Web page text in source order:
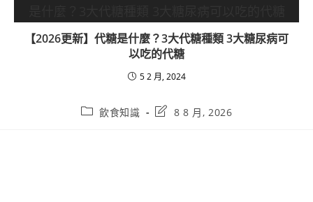
【2026更新】代糖是什麼？3大代糖種類 3大糖尿病可
以吃的代糖
5 2 月, 2024
飲食知識 8 8 月, 2026